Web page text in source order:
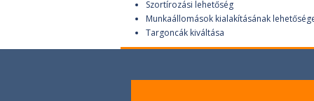
Szortírozási lehetőség
Munkaállomások kialakításának
Targoncák kiváltása